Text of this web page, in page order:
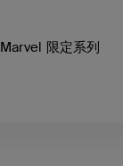
Marvel 限定系列